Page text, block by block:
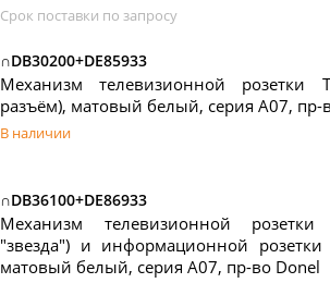
Срок поставки по запросу
∩DB30200+DE85933
Механизм телевизионной розетки
разъём), матовый белый, серия A07, пр-
В наличии
∩DB36100+DE86933
Механизм телевизионной
"звезда") и информационной розетки
матовый белый, серия A07, пр-во Donel